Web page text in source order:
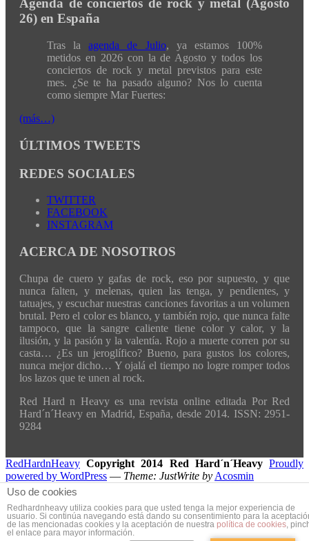
Agenda de conciertos de rock y metal (Agosto
26) en España
Tras laagenda de Julio, ya estamos 100%
metidos en 2026 con la de Agosto y todos los
conciertos de rock y metal previstos para este
mes. ¿Se te ha pasado alguno? Nos lo cuenta
como siempre Mar Fuertes:
(más…)
ÚLTIMOS TWEETS
REDES SOCIALES
TWITTER
FACEBOOK
INSTAGRAM
ACERCA DE NOSOTROS
Chupa de cuero y gafas de rock, eso por supuesto, y que
nunca falten, y melenas, quien las tenga, y pendientes, y
tatuajes, y escuchar nuestras canciones favoritas a un volumen
brutal. Pero el color es blanco, y también rojo, que nunca falte
tampoco, que la sangre caliente tiene color y calor, y la
ilusión, y la pasión y la valentía. Rojo a muerte corren por su
casta… ¿Es un jeroglífico? Bueno, para gustos los colores,
nunca mejor dicho… Y ojalá el tiempo no logre romper todos
los lazos que te unen al rock.
Red Hard n Heavy es una revista online editada Por Red
Hard´n´Heavy en Madrid, España, desde 2014. ISSN: 2951-
9284
RedHardnHeavy Copyright 2014 Red Hard´n´Heavy Proudly
powered by WordPress — Theme: JustWrite by Acosmin
Uso de cookies
Redhardnheavy utiliza cookies para que usted tenga la mejor experiencia de
usuario. Si continúa navegando está dando su consentimiento para la
de las mencionadas cookies y la aceptación de nuestra política de cookies ,
el enlace para mayor información.